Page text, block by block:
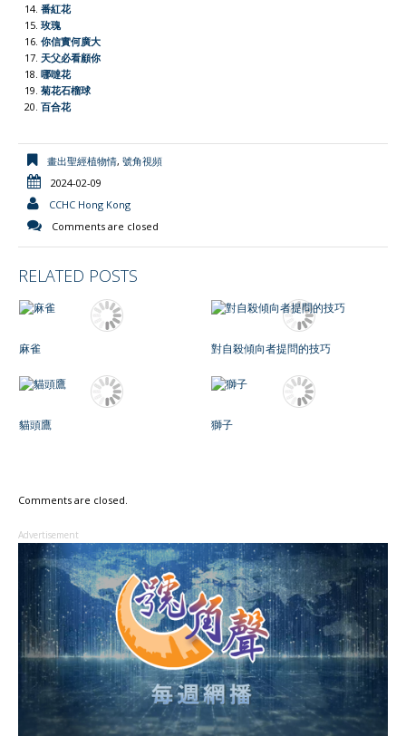
番紅花
玫瑰
你信實何廣大
天父必看顧你
哪噠花
菊花石榴球
百合花
畫出聖經植物情, 號角視頻
2024-02-09
CCHC Hong Kong
Comments are closed
RELATED POSTS
麻雀 對自殺傾向者提問的技巧
貓頭鷹 獅子
Comments are closed.
Advertisement